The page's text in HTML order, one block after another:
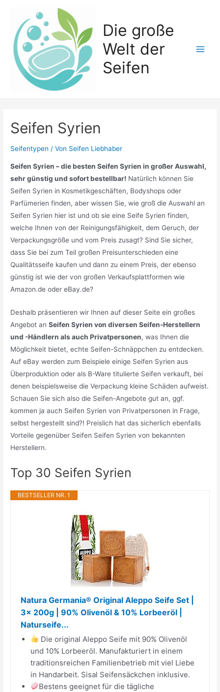
springen
Die große
Welt der
Seifen
Seifen Syrien
Seifentypen / Von Seifen Liebhaber
Seifen Syrien – die besten Seifen Syrien in großer Auswahl,
sehr günstig und sofort bestellbar! Natürlich können Sie
Seifen Syrien in Kosmetikgeschäften, Bodyshops oder
Parfümerien finden, aber wissen Sie, wie groß die Auswahl an
Seifen Syrien hier ist und ob sie eine Seife Syrien finden,
welche Ihnen von der Reinigungsfähigkeit, dem Geruch, der
Verpackungsgröße und vom Preis zusagt? Sind Sie sicher,
dass Sie bei zum Teil großen Preisunterschieden eine
Qualitätsseife kaufen und dann zu einem Preis, der ebenso
günstig ist wie der von großen Verkaufsplattformen wie
Amazon.de oder eBay.de?
Deshalb präsentieren wir Ihnen auf dieser Seite ein großes
Angebot anSeifen Syrien von diversen Seifen-Herstellern
und -Händlern als auch Privatpersonen, was Ihnen die
Möglichkeit bietet, echte Seifen-Schnäppchen zu entdecken.
Auf eBay werden zum Beispiele einige Seifen Syrien aus
Überproduktion oder als B-Ware titulierte Seifen verkauft, bei
denen beispielsweise die Verpackung kleine Schäden aufweist.
Schauen Sie sich also die Seifen-Angebote gut an, ggf.
kommen ja auch Seifen Syrien von Privatpersonen in Frage,
selbst hergestellt sind?! Preislich hat das sicherlich ebenfalls
Vorteile gegenüber Seifen Seifen Syrien von bekannten
Herstellern.
Top 30 Seifen Syrien
BESTSELLER NR. 1
Natura Germania® Original Aleppo Seife Set |
3x 200g | 90% Olivenöl & 10% Lorbeeröl |
Naturseife...
Die original Aleppo Seife mit 90% Olivenöl
und 10% Lorbeeröl. Manufakturiert in einem
traditionsreichen Familienbetrieb mit viel Liebe
in Handarbeit. Sisal Seifensäckchen inklusive.
Bestens geeignet für die tägliche